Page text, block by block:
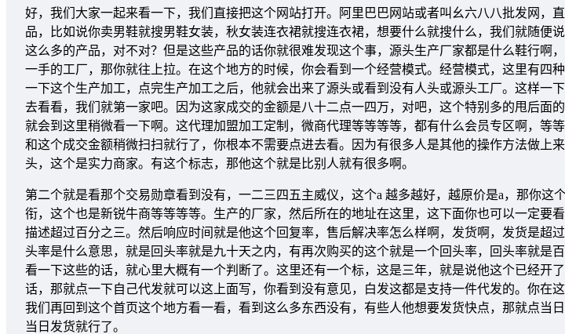
好，我们大家一起来看一下，我们直接把这个网站打开。阿里巴巴网站或者叫幺六八八批发网，
品，比如说你卖男鞋就搜男鞋女装，秋女装连衣裙就搜连衣裙，想要什么就搜什么，我们就随便
这么多的产品，对不对？但是这些产品的话你就很难发现这个事，源头生产厂家都是什么鞋行啊
一手的工厂，那你就往上拉。在这个地方的时候，你会看到一个经营模式。经营模式，这里有四
一下这个生产加工，点完生产加工之后，他就会出来了源头或看到没有人头或源头工厂。这样一
去看看，我们就第一家吧。因为这家成交的金额是八十二点一四万，对吧，这个特别多的甩后面
就会到这里稍微看一下啊。这代理加盟加工定制，微商代理等等等等，都有什么会员专区啊，等
和这个成交金额稍微扫扫就行了，你根本不需要点进去看。因为有很多人是其他的操作方法做上
头，这个是实力商家。有这个标志，那他这个就是比别人就有很多啊。
第二个就是看那个交易勋章看到没有，一二三四五主威仪，这个a 越多越好，越原价是a，那你这
衔，这个也是新锐牛商等等等等。生产的厂家，然后所在的地址在这里，这下面你也可以一定要
描述超过百分之三。然后响应时间就是他这个回复率，售后解决率怎么样啊，发货啊，发货是超
头率是什么意思，就是回头率就是九十天之内，有再次购买的这个就是一个回头率，回头率就是
看一下这些的话，就心里大概有一个判断了。这里还有一个标，这是三年，就是说他这个已经开
话，那就点一下自己代发就可以这上面写，你看到没有意见，白发这都是支持一件代发的。你在
我们再回到这个首页这个地方看一看，看到这么多东西没有，有些人他想要发货快点，那就点当
当日发货就行了。